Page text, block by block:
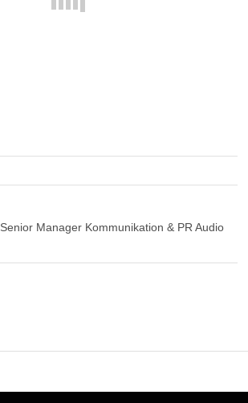
Senior Manager Kommunikation & PR Audio